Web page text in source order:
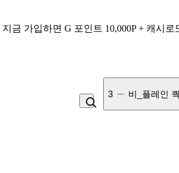
지금 가입하면 G 포인트 10,000P + 캐시로
4 잡곡밥